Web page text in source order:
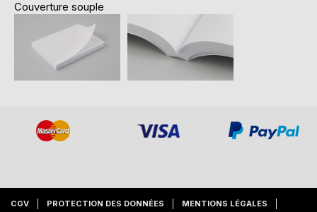
Couverture souple
CGV PROTECTION DES DONNÉES MENTIONS LÉGALES